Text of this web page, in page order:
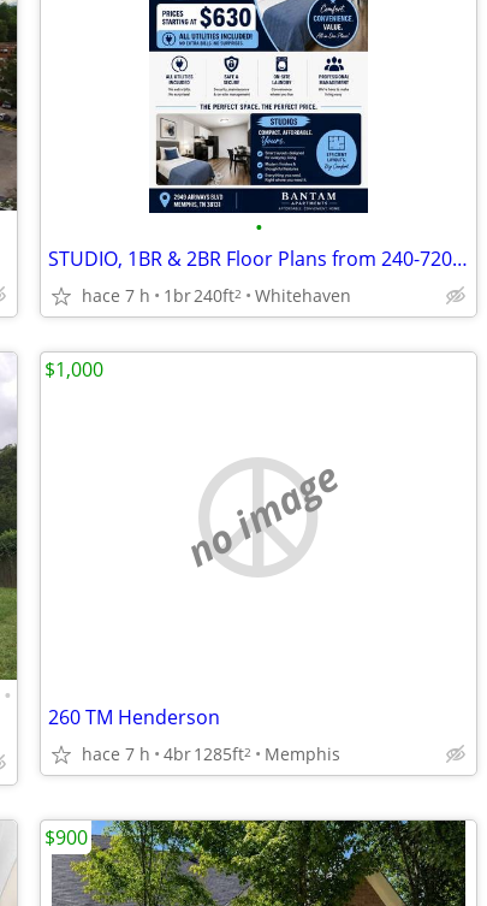
•
STUDIO, 1BR & 2BR Floor Plans from 240-720 Sq. Ft.
hace 7 h 1br240ft2 Whitehaven
•
no image
260 TM Henderson
hace 7 h 4br1285ft2 Memphis
$1,000
$900